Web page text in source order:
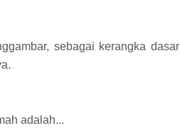
sebagai kerangka dasar
adalah...